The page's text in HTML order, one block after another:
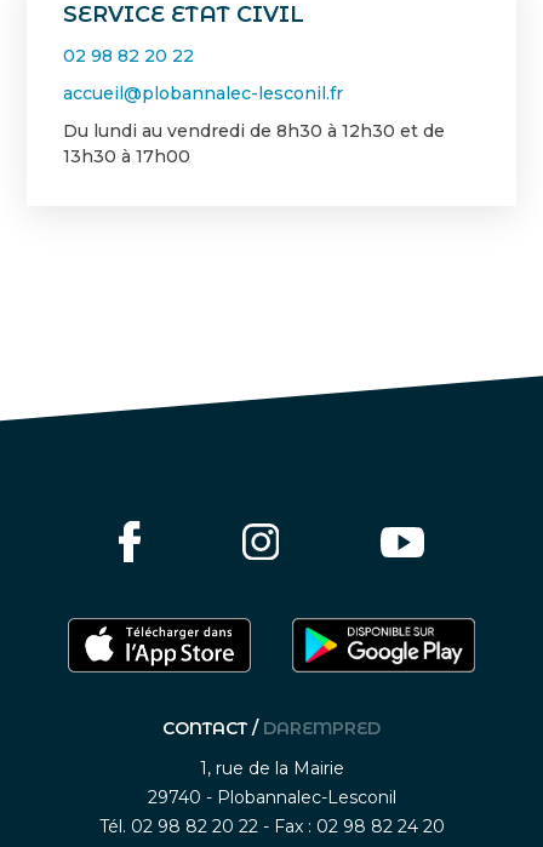
SERVICE ETAT CIVIL
02 98 82 20 22
accueil@plobannalec-lesconil.fr
Du lundi au vendredi de 8h30 à 12h30 et de
13h30 à 17h00
CONTACT / DAREMPRED
1, rue de la Mairie
29740 - Plobannalec-Lesconil
Tél. 02 98 82 20 22 - Fax : 02 98 82 24 20